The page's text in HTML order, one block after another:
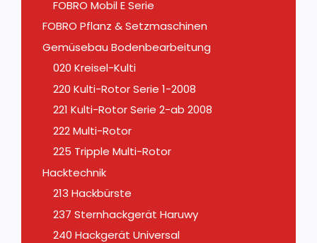
FOBRO Mobil E Serie
FOBRO Pflanz & Setzmaschinen
Gemüsebau Bodenbearbeitung
020 Kreisel-Kulti
220 Kulti-Rotor Serie 1-2008
221 Kulti-Rotor Serie 2-ab 2008
222 Multi-Rotor
225 Tripple Multi-Rotor
Hacktechnik
213 Hackbürste
237 Sternhackgerät Haruwy
240 Hackgerät Universal